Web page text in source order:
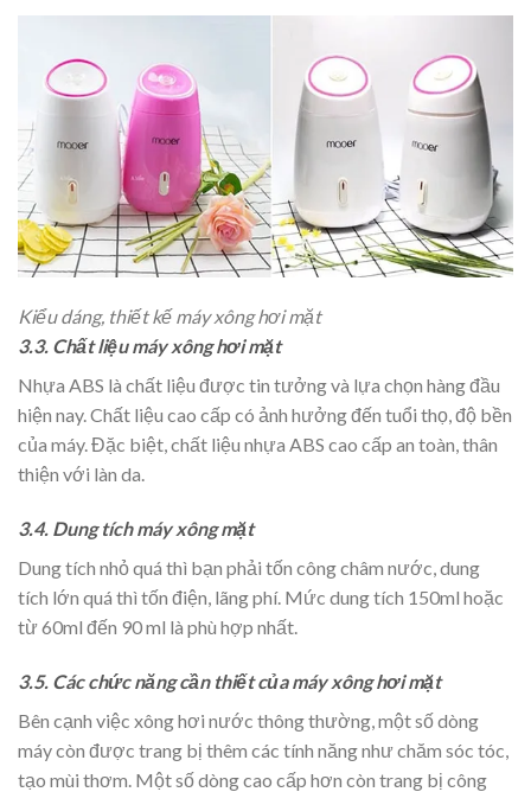
Kiểu dáng, thiết kế máy xông hơi mặt
3.3. Chất liệu máy xông hơi mặt
Nhựa ABS là chất liệu được tin tưởng và lựa chọn hàng đầu
hiện nay. Chất liệu cao cấp có ảnh hưởng đến tuổi thọ, độ bền
của máy. Đặc biệt, chất liệu nhựa ABS cao cấp an toàn, thân
thiện với làn da.
3.4. Dung tích máy xông mặt
Dung tích nhỏ quá thì bạn phải tốn công châm nước, dung
tích lớn quá thì tốn điện, lãng phí. Mức dung tích 150ml hoặc
từ 60ml đến 90 ml là phù hợp nhất.
3.5. Các chức năng cần thiết của máy xông hơi mặt
Bên cạnh việc xông hơi nước thông thường, một số dòng
máy còn được trang bị thêm các tính năng như chăm sóc tóc,
tạo mùi thơm. Một số dòng cao cấp hơn còn trang bị công